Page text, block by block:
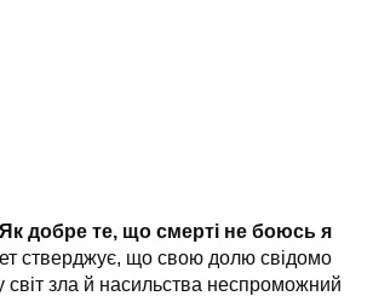
добре те, що смерті не боюсь я
стверджує, що свою долю свідомо
зла й насильства неспроможний